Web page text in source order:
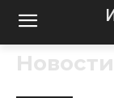
Новости